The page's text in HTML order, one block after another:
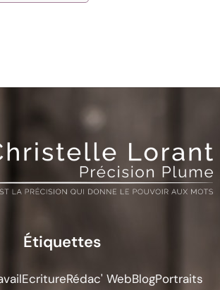
Étiquettes
EcritureRédac' WebBlogPortraits